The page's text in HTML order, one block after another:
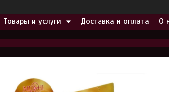
Товары и услуги Доставка и оплата О